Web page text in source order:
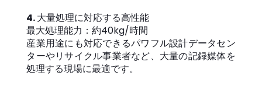
4.大量処理に対応する高性能
最大処理能力：約40kg/時間
産業用途にも対応できるパワフル設計データセン
ターやリサイクル事業者など、大量の記録媒体を
処理する現場に最適です。